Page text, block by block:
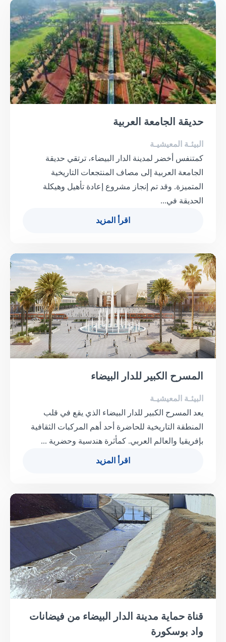
حديقة الجامعة العربية
البيئـة المعيشيـة
كمتنفس أخضر لمدينة الدار البيضاء، ترتقي حديقة
الجامعة العربية إلى مصاف المنتجعات التاريخية
المتميزة. وقد تم إنجاز مشروع إعادة تأهيل وهيكلة
الحديقة في...
اقرأ المزيد
المسرح الكبير للدار البيضاء
البيئـة المعيشيـة
يعد المسرح الكبير للدار البيضاء الذي يقع في قلب
المنطقة التاريخية للحاضرة أحد أهم المركبات الثقافية
بإفريقيا والعالم العربي. كمأثرة هندسية وحضرية ...
اقرأ المزيد
قناة حماية مدينة الدار البيضاء من فيضانات
واد بوسكورة